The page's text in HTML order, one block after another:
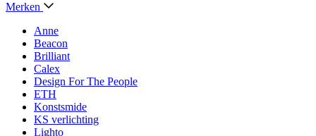
Merken
Anne
Beacon
Brilliant
Calex
Design For The People
ETH
Konstsmide
KS verlichting
Lighto